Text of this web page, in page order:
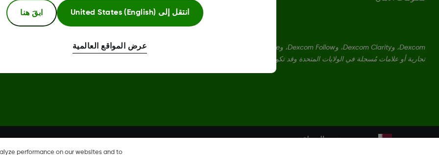
Dexcom، وDexcom Clarity، وDexcom Follow، وDexcom One، وDexcom Share، وShare هي علامات
تجارية أو علامات مُسجلة في الولايات المتحدة وقد تكون كذلك في بلدان أخرى.
تغيير المنطقة
performance on our websites and to
انتقل إلى United States (English) ابقَ هنا
عرض المواقع العالمية